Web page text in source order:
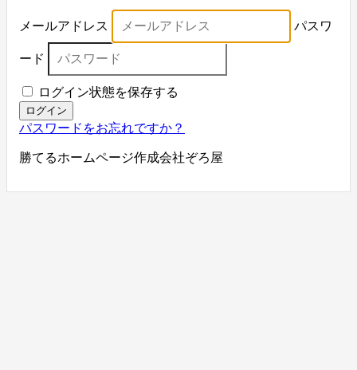
メールアドレス パスワ
ード
ログイン状態を保存する
ログイン
パスワードをお忘れですか？
勝てるホームページ作成会社ぞろ屋